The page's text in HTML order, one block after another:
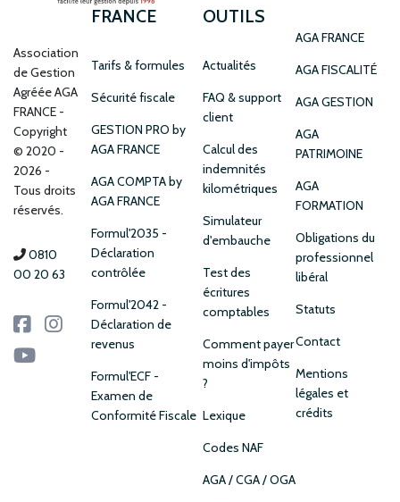
Association
de Gestion
Agréée AGA
FRANCE
Copyright
© 2020 -
2026 -
Tous droits
réservés.
0810
00 20 63
FRANCE
Tarifs & formules
Sécurité fiscale
GESTION PRO by
AGA FRANCE
AGA COMPTA by
AGA FRANCE
Formul'2035 -
Déclaration
contrôlée
Formul'2042 -
Déclaration de
revenus
Formul'ECF -
Examen de
Conformité Fiscale
OUTILS
Actualités
FAQ & support
client
Calcul des
indemnités
kilométriques
Simulateur
d'embauche
Test des
écritures
comptables
Comment payer
moins d'impôts
?
Lexique
Codes NAF
AGA / CGA / OGA
AGA FRANCE
AGA FISCALITÉ
AGA GESTION
AGA
PATRIMOINE
AGA
FORMATION
Obligations du
professionnel
libéral
Statuts
Contact
Mentions
légales et
crédits